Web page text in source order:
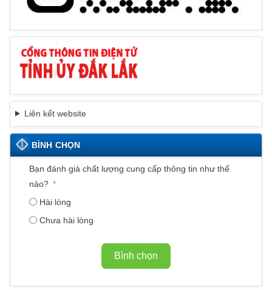
Liên kết website
BÌNH CHỌN
Bạn đánh giá chất lượng cung cấp thông tin như thế
nào?
Hài lòng
Chưa hài lòng
Bình chọn